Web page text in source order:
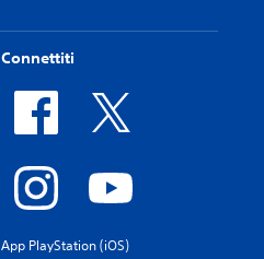
Connettiti
App PlayStation (iOS)